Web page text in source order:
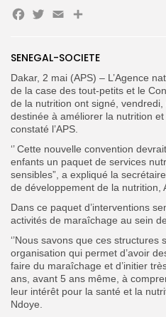
Search
FR
SENEGAL-SOCIETE
Dakar, 2 mai (APS) – L’Agence
de la case des tout-petits et le
de la nutrition ont signé,
destinée à améliorer la nutrition
constaté l’APS.
‘’ Cette nouvelle convention
enfants un paquet de services
sensibles”, a expliqué la
de développement de la nutrition,
Dans ce paquet d’interventions
activités de maraîchage au sein
‘’Nous savons que ces structures
organisation qui permet d’avoir
faire du maraîchage et d’initier
ans, avant 5 ans même, à
leur intérêt pour la santé et la
Ndoye.
Facebook
Twitter
Email